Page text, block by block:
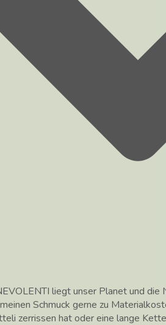
liegt unser Planet und die
Schmuck gerne zu
zerrissen hat oder eine lange